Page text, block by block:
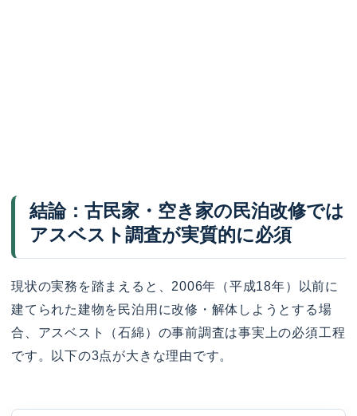
結論：古民家・空き家の民泊改修では
アスベスト調査が実質的に必須
現状の実務を踏まえると、2006年（平成18年）以前に
建てられた建物を民泊用に改修・解体しようとする場
合、アスベスト（石綿）の事前調査は事実上の必須工程
です。以下の3点が大きな理由です。